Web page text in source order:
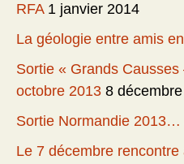
RFA 1 janvier 2014
La géologie entre amis
Sortie « Grands
octobre 2013 8
Sortie Normandie 2013…
Le 7 décembre